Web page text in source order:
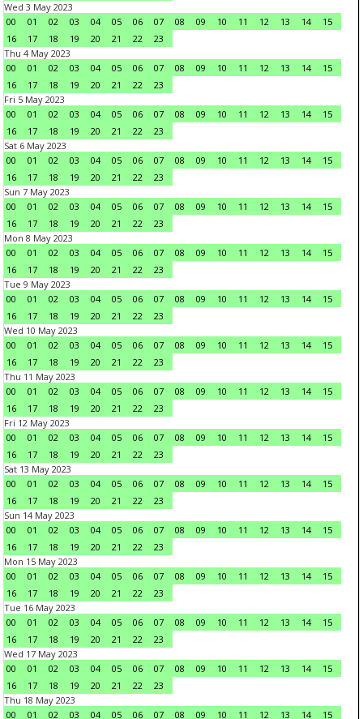
Wed 3 May 2023
00
01 02 03 04 05 06 07 08 09 10 11 12 13 14
15
16
17 18 19 20 21 22
23
Thu 4 May 2023
00
01 02 03 04 05 06 07 08 09 10 11 12 13 14
15
16
17 18 19 20 21 22
23
Fri 5 May 2023
00
01 02 03 04 05 06 07 08 09 10 11 12 13 14
15
16
17 18 19 20 21 22
23
Sat 6 May 2023
00
01 02 03 04 05 06 07 08 09 10 11 12 13 14
15
16
17 18 19 20 21 22
23
Sun 7 May 2023
00
01 02 03 04 05 06 07 08 09 10 11 12 13 14
15
16
17 18 19 20 21 22
23
Mon 8 May 2023
00
01 02 03 04 05 06 07 08 09 10 11 12 13 14
15
16
17 18 19 20 21 22
23
Tue 9 May 2023
00
01 02 03 04 05 06 07 08 09 10 11 12 13 14
15
16
17 18 19 20 21 22
23
Wed 10 May 2023
00
01 02 03 04 05 06 07 08 09 10 11 12 13 14
15
16
17 18 19 20 21 22
23
Thu 11 May 2023
00
01 02 03 04 05 06 07 08 09 10 11 12 13 14
15
16
17 18 19 20 21 22
23
Fri 12 May 2023
00
01 02 03 04 05 06 07 08 09 10 11 12 13 14
15
16
17 18 19 20 21 22
23
Sat 13 May 2023
00
01 02 03 04 05 06 07 08 09 10 11 12 13 14
15
16
17 18 19 20 21 22
23
Sun 14 May 2023
00
01 02 03 04 05 06 07 08 09 10 11 12 13 14
15
16
17 18 19 20 21 22
23
Mon 15 May 2023
00
01 02 03 04 05 06 07 08 09 10 11 12 13 14
15
16
17 18 19 20 21 22
23
Tue 16 May 2023
00
01 02 03 04 05 06 07 08 09 10 11 12 13 14
15
16
17 18 19 20 21 22
23
Wed 17 May 2023
00
01 02 03 04 05 06 07 08 09 10 11 12 13 14
15
16
17 18 19 20 21 22
23
Thu 18 May 2023
00
01 02 03 04 05 06 07 08 09 10 11 12 13 14 15